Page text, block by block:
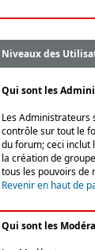
Niveaux des
Qui sont les
Les Administrateurs
contrôle sur tout le
du forum; ceci inclut
la création de
tous les pouvoirs de
Revenir en haut de
Qui sont les